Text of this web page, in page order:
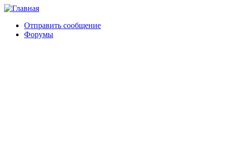
Отправить сообщение
Форумы